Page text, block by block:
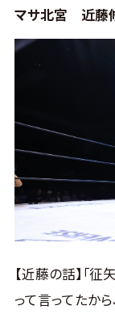
マサ北宮 近藤
【近藤の話】｢征
って言ってたか